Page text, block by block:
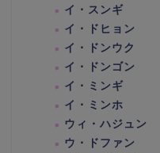
イ・スンギ
イ・ドヒョン
イ・ドンウク
イ・ドンゴン
イ・ミンギ
イ・ミンホ
ウィ・ハジュン
ウ・ドファン